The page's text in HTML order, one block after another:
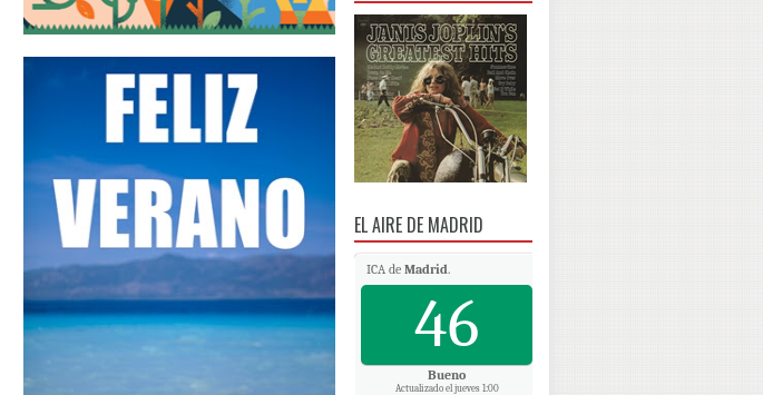
EL AIRE DE MADRID
ICA de Madrid.
46
Bueno
Actualizado el jueves 1:00